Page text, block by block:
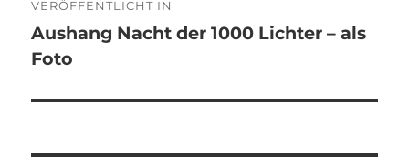
VERÖFFENTLICHT IN
Aushang Nacht der 1000 Lichter – als
Foto